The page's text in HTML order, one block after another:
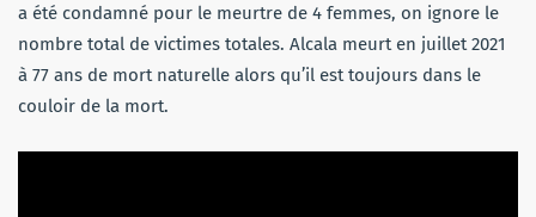
a été condamné pour le meurtre de 4 femmes, on ignore le
nombre total de victimes totales. Alcala meurt en juillet 2021
à 77 ans de mort naturelle alors qu’il est toujours dans le
couloir de la mort.